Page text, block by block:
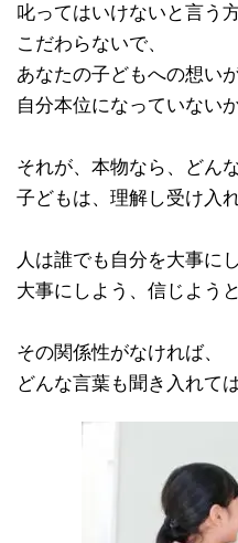
叱ってはいけないと言う
こだわらないで、
あなたの子どもへの想い
自分本位になっていない
それが、本物なら、どん
子どもは、理解し受け入
人は誰でも自分を大事に
大事にしよう、信じよう
その関係性がなければ、
どんな言葉も聞き入れて